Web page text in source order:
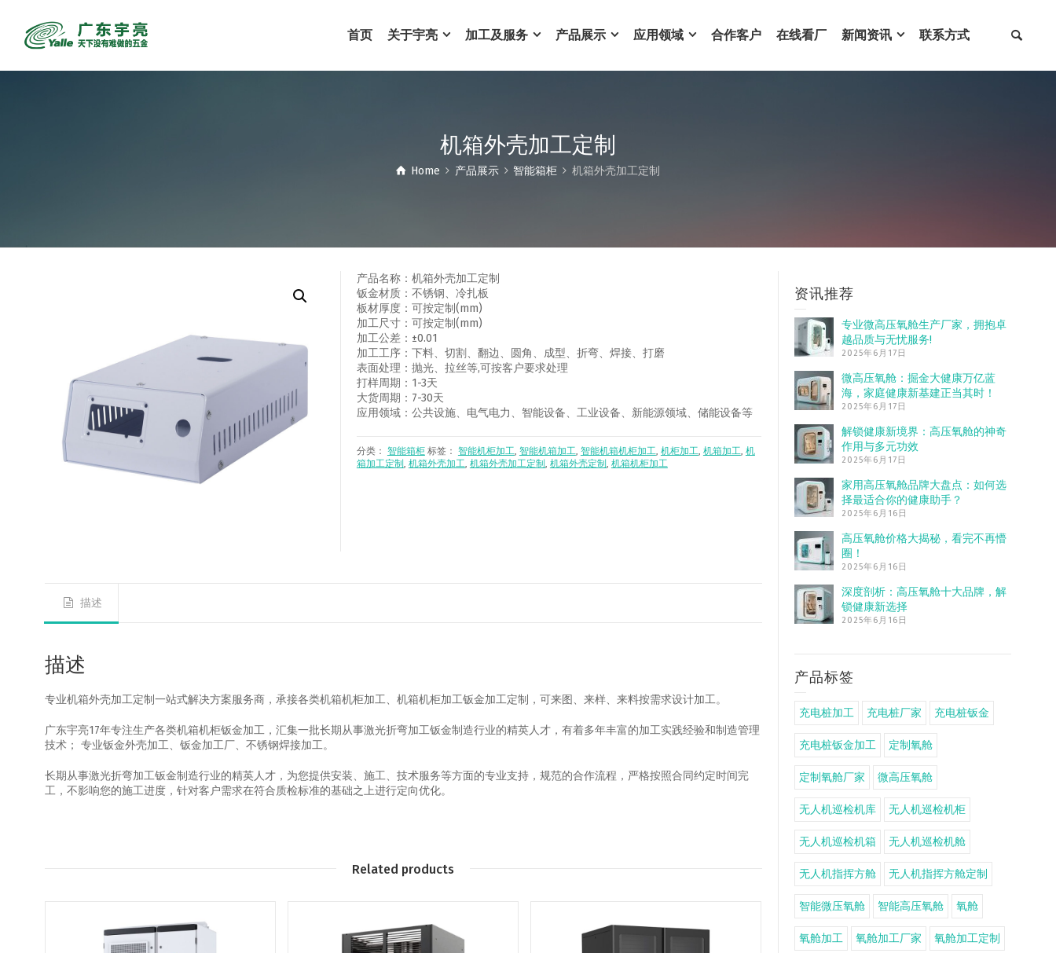
首页 关于宇亮 加工及服务 产品展示 应用领域 合作客户 在线看厂 新闻资讯 联系方式
机箱外壳加工定制
Home 产品展示 智能箱柜 机箱外壳加工定制
产品名称：机箱外壳加工定制
钣金材质：不锈钢、冷扎板
板材厚度：可按定制(mm)
加工尺寸：可按定制(mm)
加工公差：±0.01
加工工序：下料、切割、翻边、圆角、成型、折弯、焊接、打磨
表面处理：抛光、拉丝等,可按客户要求处理
打样周期：1-3天
大货周期：7-30天
应用领域：公共设施、电气电力、智能设备、工业设备、新能源领域、储能设备等
分类： 智能箱柜 标签： 智能机柜加工, 智能机箱加工, 智能机箱机柜加工, 机柜加工, 机箱加工, 机
箱加工定制 , 机箱外壳加工, 机箱外壳加工定制 , 机箱外壳定制 , 机箱机柜加工
描述
描述
专业机箱外壳加工定制一站式解决方案服务商，承接各类机箱机柜加工、机箱机柜加工钣金加工定制，可来图、来样、来料按需求设计加工。
广东宇亮17年专注生产各类机箱机柜钣金加工，汇集一批长期从事激光折弯加工钣金制造行业的精英人才，有着多年丰富的加工实践经验和制造管理
技术； 专业钣金外壳加工、钣金加工厂、不锈钢焊接加工。
长期从事激光折弯加工钣金制造行业的精英人才，为您提供安装、施工、技术服务等方面的专业支持，规范的合作流程，严格按照合同约定时间完
工，不影响您的施工进度，针对客户需求在符合质检标准的基础之上进行定向优化。
Related products
资讯推荐
专业微高压氧舱生产厂家，拥抱卓
越品质与无忧服务!
2025年6月17日
微高压氧舱：掘金大健康万亿蓝
海，家庭健康新基建正当其时！
2025年6月17日
解锁健康新境界：高压氧舱的神奇
作用与多元功效
2025年6月17日
家用高压氧舱品牌大盘点：如何选
择最适合你的健康助手？
2025年6月16日
高压氧舱价格大揭秘，看完不再懵
圈！
2025年6月16日
深度剖析：高压氧舱十大品牌，解
锁健康新选择
2025年6月16日
产品标签
充电桩加工 充电桩厂家 充电桩钣金
充电桩钣金加工 定制氧舱
定制氧舱厂家 微高压氧舱
无人机巡检机库 无人机巡检机柜
无人机巡检机箱 无人机巡检机舱
无人机指挥方舱 无人机指挥方舱定制
智能微压氧舱 智能高压氧舱 氧舱
氧舱加工 氧舱加工厂家 氧舱加工定制